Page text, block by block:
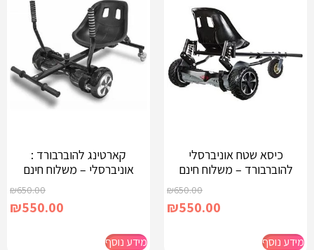
כיסא שטח אוניברסלי
להוברבורד – משלוח חינם
₪650.00
₪550.00
מידע נוסף
קארטינג להוברבורד :
אוניברסלי – משלוח חינם
₪650.00
₪550.00
מידע נוסף